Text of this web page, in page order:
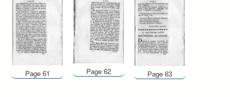
Page 61 Page 62 Page 63